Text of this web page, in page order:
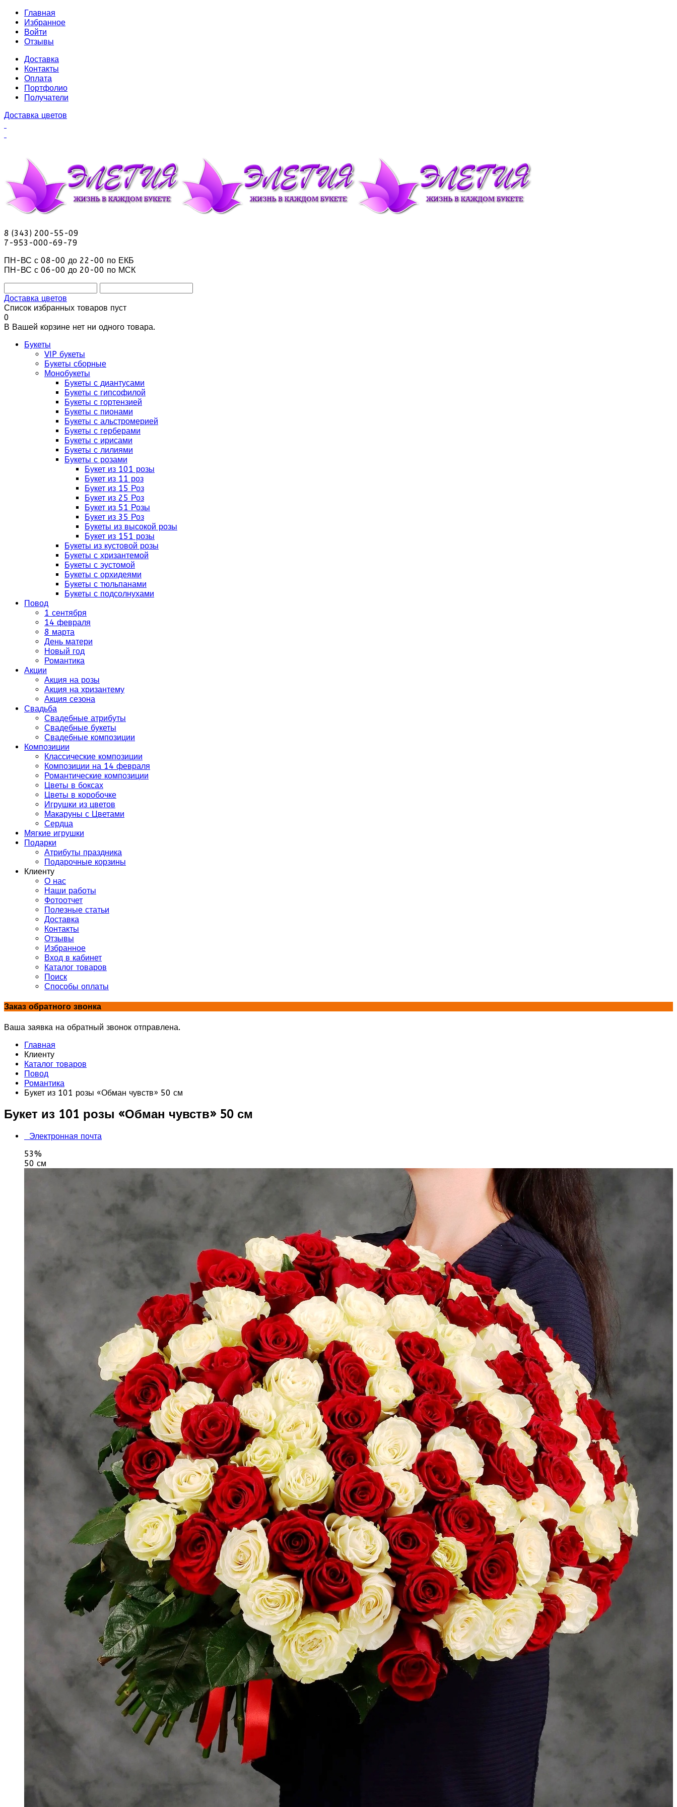
Главная
Избранное
Войти
Отзывы
Доставка
Контакты
Оплата
Портфолио
Получатели
Доставка цветов
8 (343) 200-55-09
7-953-000-69-79
ПН-ВС с 08-00 до 22-00 по ЕКБ
ПН-ВС с 06-00 до 20-00 по МСК
Доставка цветов
Список избранных товаров пуст
0
В Вашей корзине нет ни одного товара.
Букеты
VIP букеты
Букеты сборные
Монобукеты
Букеты с диантусами
Букеты с гипсофилой
Букеты с гортензией
Букеты с пионами
Букеты с альстромерией
Букеты с герберами
Букеты с ирисами
Букеты с лилиями
Букеты с розами
Букет из 101 розы
Букет из 11 роз
Букет из 15 Роз
Букет из 25 Роз
Букет из 51 Розы
Букет из 35 Роз
Букеты из высокой розы
Букет из 151 розы
Букеты из кустовой розы
Букеты с хризантемой
Букеты с эустомой
Букеты с орхидеями
Букеты с тюльпанами
Букеты с подсолнухами
Повод
1 сентября
14 февраля
8 марта
День матери
Новый год
Романтика
Акции
Акция на розы
Акция на хризантему
Акция сезона
Свадьба
Свадебные атрибуты
Свадебные букеты
Свадебные композиции
Композиции
Классические композиции
Композиции на 14 февраля
Романтические композиции
Цветы в боксах
Цветы в коробочке
Игрушки из цветов
Макаруны с Цветами
Сердца
Мягкие игрушки
Подарки
Атрибуты праздника
Подарочные корзины
Клиенту
О нас
Наши работы
Фотоотчет
Полезные статьи
Доставка
Контакты
Отзывы
Избранное
Вход в кабинет
Каталог товаров
Поиск
Способы оплаты
Заказ обратного звонка
Ваша заявка на обратный звонок отправлена.
Главная
Клиенту
Каталог товаров
Повод
Романтика
Букет из 101 розы «Обман чувств» 50 см
Букет из 101 розы «Обман чувств» 50 см
Электронная почта
53%
50 см